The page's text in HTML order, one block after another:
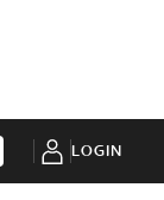
LOGIN